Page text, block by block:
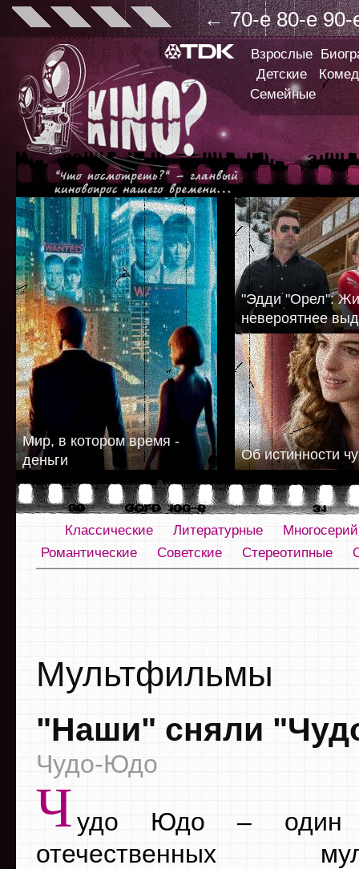
← 70-е 80-е 90-
Взрослые
Детские
Семейные
Мир, в котором время -
деньги
"Эдди "Орел":
невероятнее
Об истинности
Классические Литературные
Романтические
Советские Стереотипные
Мультфильмы
"Наши" сняли
Чудо-Юдо
Чудо Юдо – один
отечественных